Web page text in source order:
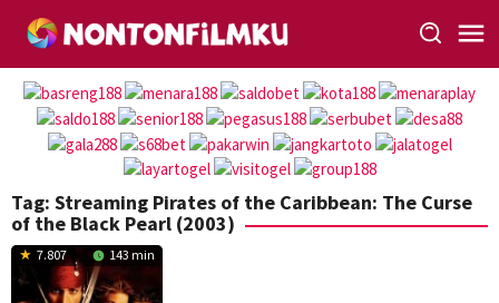
Tag: Streaming Pirates of the Caribbean: The Curse
of the Black Pearl (2003)
7.807 143 min